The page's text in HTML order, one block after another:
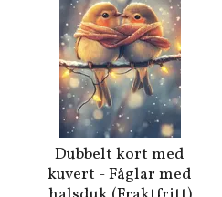
Dubbelt kort med
kuvert - Fåglar med